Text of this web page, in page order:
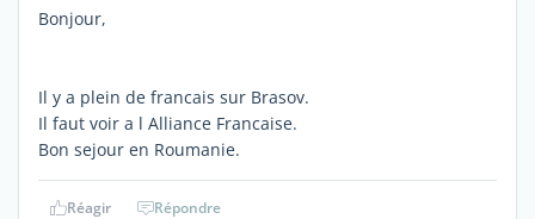
Bonjour,
Il y a plein de francais sur Brasov.
Il faut voir a l Alliance Francaise.
Bon sejour en Roumanie.
Réagir Répondre